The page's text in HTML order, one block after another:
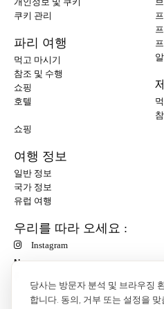
당사는 방문자 분석 및 브라우징 환경 개선을 위해 쿠키를 사용
합니다. 동의, 거부 또는 설정을
쿠키 관리
파리 여행
먹고 마시기
참조 및 수행
쇼핑
호텔
쇼핑
여행 정보
일반 정보
국가 정보
유럽 여행
우리를 따라 오세요 :
Instagram
N